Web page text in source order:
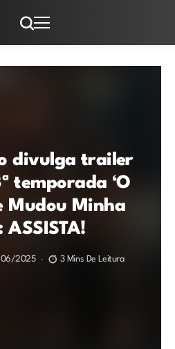
divulga trailer
temporada ‘O
Mudou Minha
ASSISTA!
06/2025 3 Mins De Leitura